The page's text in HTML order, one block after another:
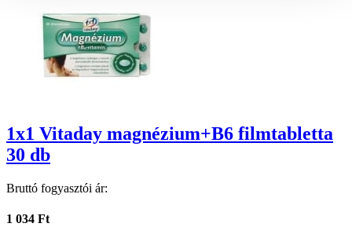
1x1 Vitaday magnézium+B6 filmtabletta
30 db
Bruttó fogyasztói ár:
1 034 Ft